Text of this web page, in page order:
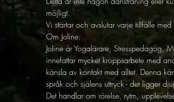
möjligt.
Vi startar och avslutar varje tillfälle
Om Joline:
Joline är Yogalärare, Stresspedagog,
innefattar mycket kroppsarbete med
känsla av kontakt med alltet. Denna
språk och själens uttryck - det ligger
Det handlar om rörelse, rytm,